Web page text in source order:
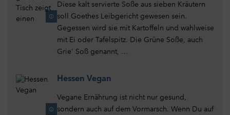
Diese kalt servierte Soße aus sieben Kräutern
soll Goethes Leibgericht gewesen sein.
Gegessen wird sie mit Kartoffeln und wahlweise
mit Ei oder Tafelspitz. Die Grüne Soße, auch
Grie' Soß genannt, …
Hessen Vegan
Vegane Ernährung ist nicht nur gesund,
sondern auch auf dem Vormarsch. Wenn Du auf